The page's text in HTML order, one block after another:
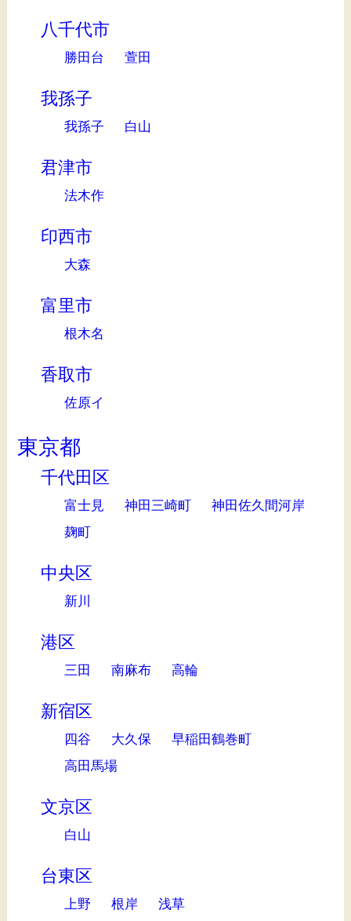
八千代市
勝田台 萱田
我孫子
我孫子 白山
君津市
法木作
印西市
大森
富里市
根木名
香取市
佐原イ
東京都
千代田区
富士見 神田三崎町
神田佐久間河岸
麹町
中央区
新川
港区
三田 南麻布 高輪
新宿区
四谷 大久保
早稲田鶴巻町
高田馬場
文京区
白山
台東区
上野 根岸 浅草